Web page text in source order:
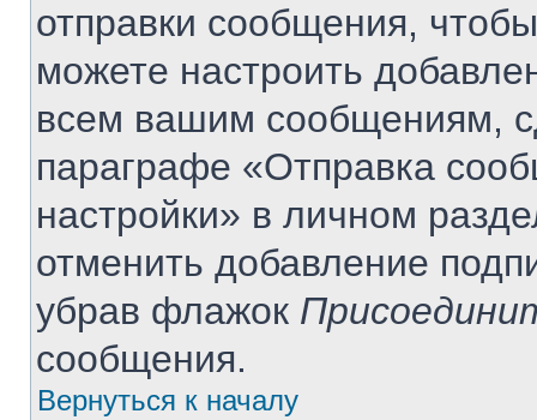
отправки сообщения,
можете настроить
всем вашим сообщениям,
параграфе «Отправка
настройки» в личном
отменить добавление
убрав флажок
сообщения.
Вернуться к началу